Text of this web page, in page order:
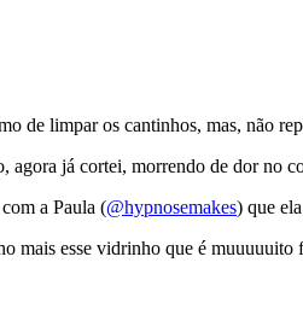
de limpar os cantinhos, mas, não
agora já cortei, morrendo de dor no
a Paula (@hypnosemakes) que
mais esse vidrinho que é